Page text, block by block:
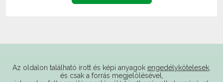
internetes felhasználás esetén élő hivatkozás elhelyezésével
(forrás: paksifc.hu) használhatóak fel.